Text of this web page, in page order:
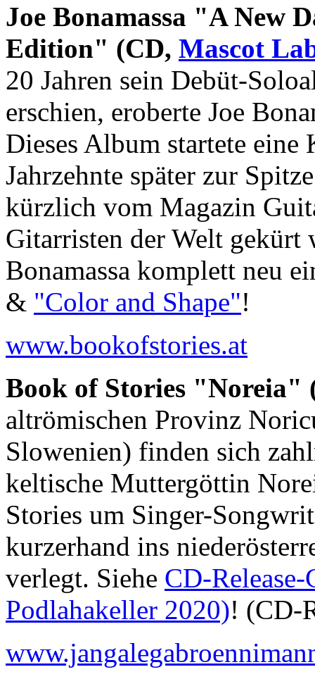
Joe Bonamassa "A New
Edition" (CD, Mascot
20 Jahren sein Debüt-
erschien, eroberte Joe
Dieses Album startete eine
Jahrzehnte später zur
kürzlich vom Magazin
Gitarristen der Welt
Bonamassa komplett neu
& "Color and Shape"!
www.bookofstories.at
Book of Stories "Noreia"
altrömischen Provinz
Slowenien) finden sich
keltische Muttergöttin
Stories um Singer-
kurzerhand ins
verlegt. Siehe CD-
Podlahakeller 2020)! (CD-